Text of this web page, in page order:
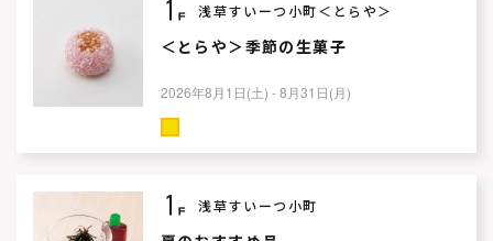
浅草すいーつ小町＜とらや＞
＜とらや＞季節の生菓子
2026年8月1日(土) - 8月31日(月)
浅草すいーつ小町